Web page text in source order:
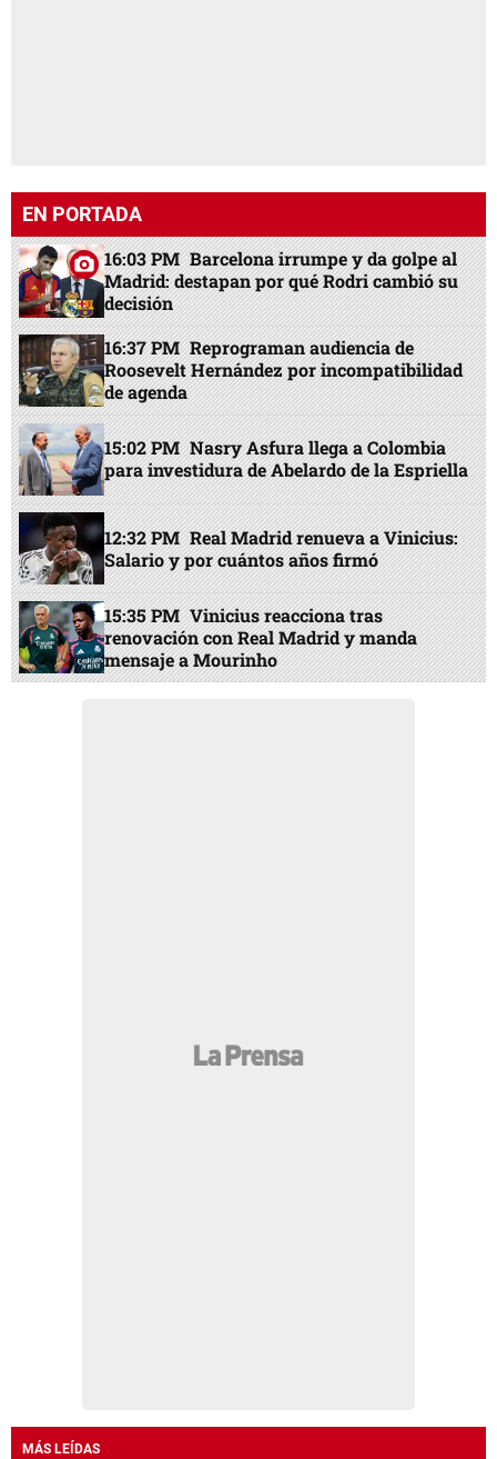
EN PORTADA
16:03 PM Barcelona irrumpe y da golpe al
Madrid: destapan por qué Rodri cambió su
decisión
16:37 PM Reprograman audiencia de
Roosevelt Hernández por incompatibilidad
de agenda
15:02 PM Nasry Asfura llega a Colombia
para investidura de Abelardo de la Espriella
12:32 PM Real Madrid renueva a Vinicius:
Salario y por cuántos años firmó
15:35 PM Vinicius reacciona tras
renovación con Real Madrid y manda
mensaje a Mourinho
MÁS LEÍDAS